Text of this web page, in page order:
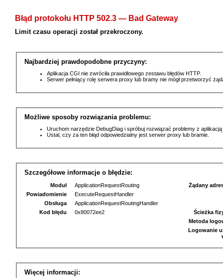
Błąd protokołu HTTP 502.3 — Bad Gateway
Limit czasu operacji został przekroczony.
Najbardziej prawdopodobne przyczyny:
Aplikacja CGI nie zwróciła prawidłowego zestawu błędów HTTP.
Serwer pełniący rolę serwera proxy lub bramy nie mógł przetworzyć
Możliwe sposoby rozwiązania problemu:
Uruchom narzędzie DebugDiag i spróbuj rozwiązać problemy z
Ustal, czy za ten błąd odpowiedzialny jest serwer proxy lub bramie.
Szczegółowe informacje o błędzie:
Moduł
ApplicationRequestRouting
Powiadomienie
ExecuteRequestHandler
Obsługa
ApplicationRequestRoutingHandler
Kod błędu
0x80072ee2
Żądany
Ścieżka
Metoda
Logowanie
Więcej informacji: